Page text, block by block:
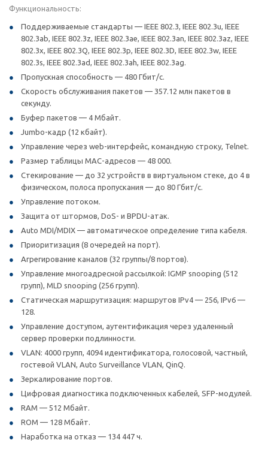
Функциональность:
Поддерживаемые стандарты — IEEE 802.3, IEEE 802.3u, IEEE
802.3ab, IEEE 802.3z, IEEE 802.3ae, IEEE 802.3an, IEEE 802.3az, IEEE
802.3x, IEEE 802.3Q, IEEE 802.3p, IEEE 802.3D, IEEE 802.3w, IEEE
802.3s, IEEE 802.3ad, IEEE 802.3ah, IEEE 802.3ag.
Пропускная способность — 480 Гбит/с.
Скорость обслуживания пакетов — 357.12 млн пакетов в
секунду.
Буфер пакетов — 4 Мбайт.
Jumbo-кадр (12 кбайт).
Управление через web-интерфейс, командную строку, Telnet.
Размер таблицы MAC-адресов — 48 000.
Стекирование — до 32 устройств в виртуальном стеке, до 4 в
физическом, полоса пропускания — до 80 Гбит/с.
Управление потоком.
Защита от штормов, DoS- и BPDU-атак.
Auto MDI/MDIX — автоматическое определение типа кабеля.
Приоритизация (8 очередей на порт).
Агрегирование каналов (32 группы/8 портов).
Управление многоадресной рассылкой: IGMP snooping (512
групп), MLD snooping (256 групп).
Статическая маршрутизация: маршрутов IPv4 — 256, IPv6 —
128.
Управление доступом, аутентификация через удаленный
сервер проверки подлинности.
VLAN: 4000 групп, 4094 идентификатора, голосовой, частный,
гостевой VLAN, Auto Surveillance VLAN, QinQ.
Зеркалирование портов.
Цифровая диагностика подключенных кабелей, SFP-модулей.
RAM — 512 Мбайт.
ROM — 128 Мбайт.
Наработка на отказ — 134 447 ч.